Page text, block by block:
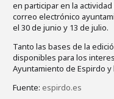
en participar en la
correo electrónico
el 30 de junio y 13 de julio.
Tanto las bases de la
disponibles para los
Ayuntamiento de Espirdo y
Fuente: espirdo.es